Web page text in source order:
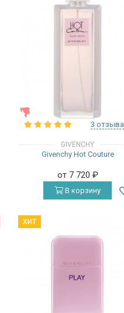
ЖЕНСКИЕ
3 отзыва
GIVENCHY
Givenchy Hot Couture
от 7 720 ₽
В корзину
ХИТ